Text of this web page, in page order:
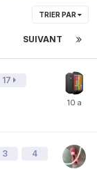
TRIER PAR
SUIVANT
17
3 4